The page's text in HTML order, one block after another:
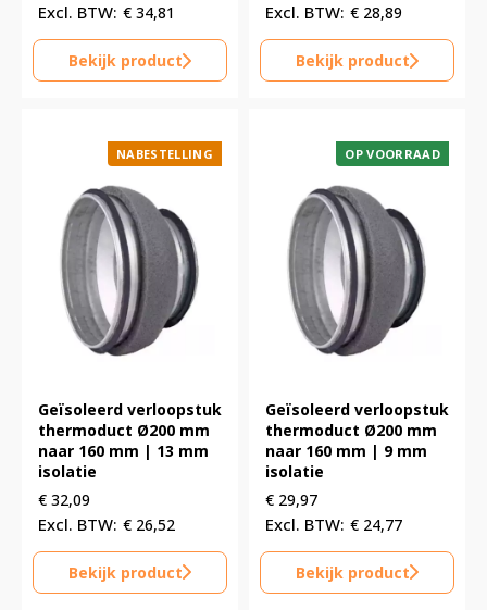
€ 34,81
Bekijk product
€ 28,89
Bekijk product
NABESTELLING
Geïsoleerd verloopstuk
thermoduct Ø200 mm
naar 160 mm | 13 mm
isolatie
€ 32,09
€ 26,52
Bekijk product
OP VOORRAAD
Geïsoleerd verloopstuk
thermoduct Ø200 mm
naar 160 mm | 9 mm
isolatie
€ 29,97
€ 24,77
Bekijk product